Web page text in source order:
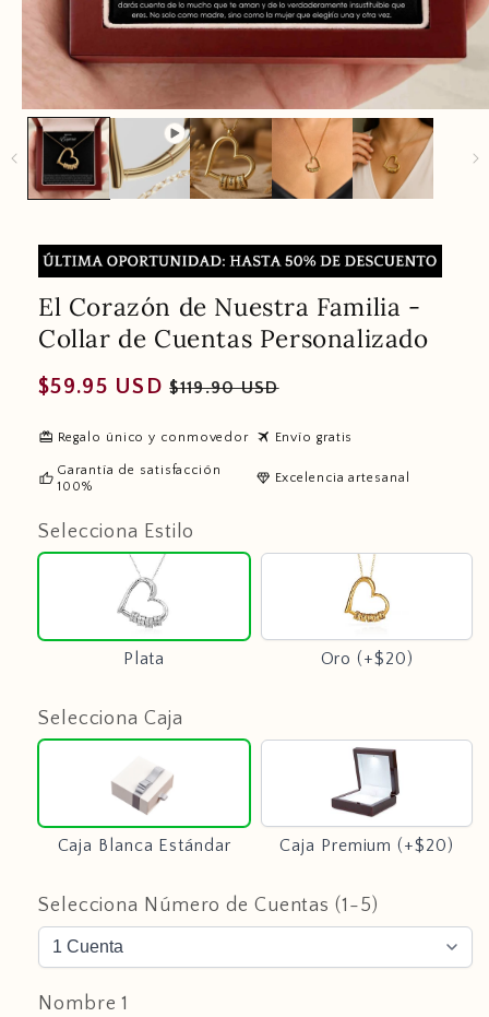
El Corazón de Nuestra Familia -
Collar de Cuentas Personalizado
Regular
$59.95 USD Sale
$119.90 USD
redeem Regalo único y conmovedor travel Envío gratis
thumb_up Garantía de satisfacción
100%
diamond Excelencia artesanal
Selecciona Estilo
Plata
Plata
Oro (+$20)
Oro
(+$20)
Selecciona Caja
Caja Blanca Estándar
Blanca
Estándar
Caja Premium (+$20)
Caja
Premium
(+$20)
Selecciona Número de Cuentas (1-5)
Nombre 1